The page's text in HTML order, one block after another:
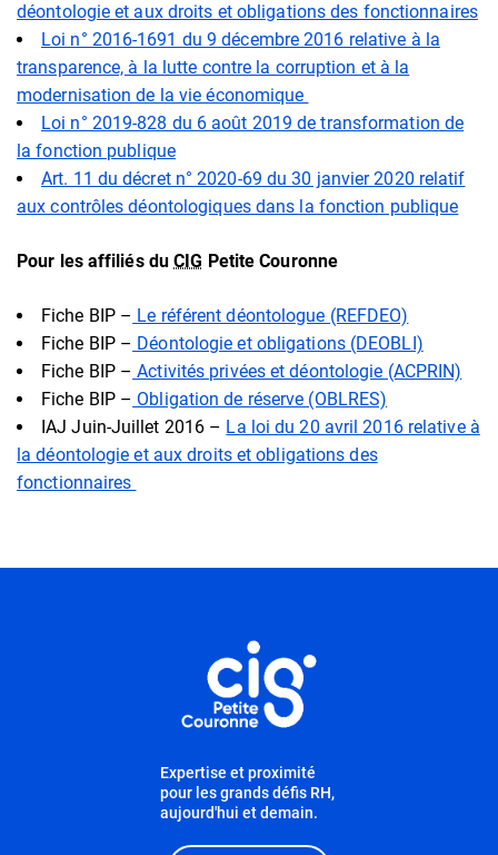
déontologie et aux droits et obligations des fonctionnaires
Loi n° 2016-1691 du 9 décembre 2016 relative à la
transparence, à la lutte contre la corruption et à la
modernisation de la vie économique
Loi n° 2019-828 du 6 août 2019 de transformation de
la fonction publique
Art. 11 du décret n° 2020-69 du 30 janvier 2020 relatif
aux contrôles déontologiques dans la fonction publique
Pour les affiliés duCIG Petite Couronne
Fiche BIP – Le référent déontologue (REFDEO)
Fiche BIP – Déontologie et obligations (DEOBLI)
Fiche BIP – Activités privées et déontologie (ACPRIN)
Fiche BIP – Obligation de réserve (OBLRES)
IAJ Juin-Juillet 2016 – La loi du 20 avril 2016 relative à
la déontologie et aux droits et obligations des
fonctionnaires
Expertise et proximité
pour les grands défis RH,
aujourd'hui et demain.